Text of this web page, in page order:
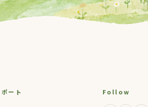
ート Follow